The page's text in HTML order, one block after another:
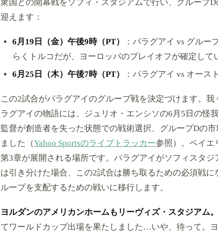
衆国との開幕戦をソフィ・スタジアムで行い、グループ
迎えます：
6月19日（金）午後9時（PT）
：パラグアイ vs グルー
らくトルコだが、ヨーロッパのプレイオフが確定して
6月25日（木）午後7時（PT）
：パラグアイ vs オース
この2試合がパラグアイのグループ戦を決定づけます。
ラグアイの物語には、ジュリオ・エンシソの6月5日の怪
監督が創造者を失った状態での戦術選択、グループDの
ました（Yahoo Sportsのライブトラッカー参照）。ベイエ
第3章が展開される場所です。パラグアイがソフィスタジ
は引き分けた場合、この2試合は勝ち取るための必須戦
ループを支配するための戦いに移行します。
ヨルダンのアメリカンホームもリーヴィズ・スタジアム。
てワールドカップ出場を果たしました…いや、待って。